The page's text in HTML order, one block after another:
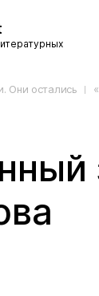
Они остались